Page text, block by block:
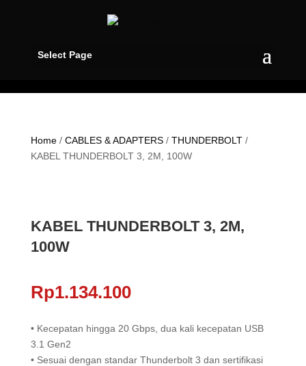
Select Page
Home/ CABLES & ADAPTERS/ THUNDERBOLT/
KABEL THUNDERBOLT 3, 2M, 100W
KABEL THUNDERBOLT 3, 2M,
100W
Rp1.134.100
• Kecepatan hingga 20 Gbps, dua kali kecepatan USB
3.1 Gen2
• Sesuai dengan standar Thunderbolt 3 dan sertifikasi